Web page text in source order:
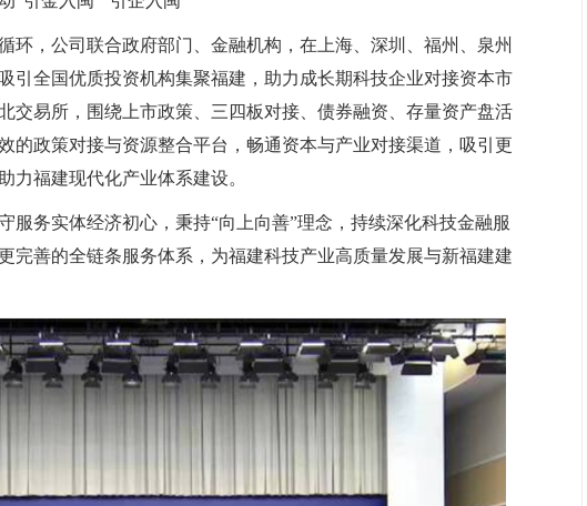
，公司联合政府部门、金融机构，在上海、深圳、福州、泉州
引全国优质投资机构集聚福建，助力成长期科技企业对接资本市
交易所，围绕上市政策、三四板对接、债券融资、存量资产盘活
的政策对接与资源整合平台，畅通资本与产业对接渠道，吸引更
力福建现代化产业体系建设。
服务实体经济初心，秉持“向上向善”理念，持续深化科技金融服
完善的全链条服务体系，为福建科技产业高质量发展与新福建建